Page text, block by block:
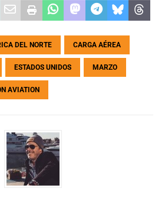
DEL NORTE CARGA AÉREA
ESTADOS UNIDOS MARZO
AVIATION